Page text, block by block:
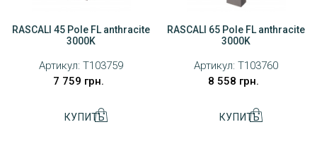
RASCALI 45 Pole FL anthracite
3000K
Артикул: T103759
7 759 грн.
RASCALI 65 Pole FL anthracite
3000K
Артикул: T103760
8 558 грн.